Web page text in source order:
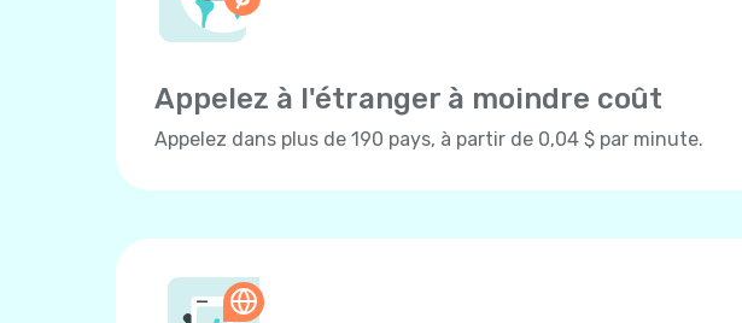
Appelez à l'étranger à moindre coût
Appelez dans plus de 190 pays, à partir de 0,04 $ par minute.